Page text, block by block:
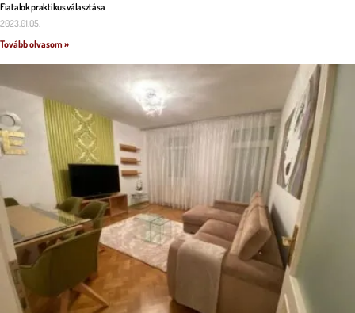
Fiatalok praktikus választása
2023.01.05.
Tovább olvasom »